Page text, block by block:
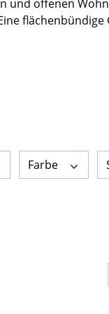
offenen
Farbe